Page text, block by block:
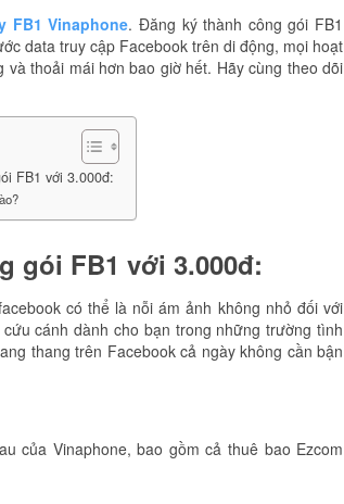
FB1 Vinaphone. Đăng ký thành công gói FB1
data truy cập Facebook trên di động, mọi hoạt
thoải mái hơn bao giờ hết. Hãy cùng theo dõi
FB1 với 3.000đ:
gói FB1 với 3.000đ:
có thể là nỗi ám ảnh không nhỏ đối với
cánh dành cho bạn trong những trường tình
thang trên Facebook cả ngày không cần bận
của Vinaphone, bao gồm cả thuê bao Ezcom